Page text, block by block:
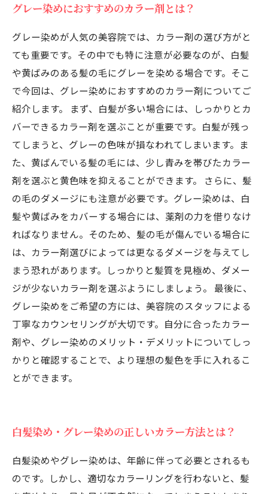
グレー染めにおすすめのカラー剤とは？
グレー染めが人気の美容院では、カラー剤の選び方がと
ても重要です。その中でも特に注意が必要なのが、白髪
や黄ばみのある髪の毛にグレーを染める場合です。そこ
で今回は、グレー染めにおすすめのカラー剤についてご
紹介します。 まず、白髪が多い場合には、しっかりとカ
バーできるカラー剤を選ぶことが重要です。白髪が残っ
てしまうと、グレーの色味が損なわれてしまいます。ま
た、黄ばんでいる髪の毛には、少し青みを帯びたカラー
剤を選ぶと黄色味を抑えることができます。 さらに、髪
の毛のダメージにも注意が必要です。グレー染めは、白
髪や黄ばみをカバーする場合には、薬剤の力を借りなけ
ればなりません。そのため、髪の毛が傷んでいる場合に
は、カラー剤選びによっては更なるダメージを与えてし
まう恐れがあります。しっかりと髪質を見極め、ダメー
ジが少ないカラー剤を選ぶようにしましょう。 最後に、
グレー染めをご希望の方には、美容院のスタッフによる
丁寧なカウンセリングが大切です。自分に合ったカラー
剤や、グレー染めのメリット・デメリットについてしっ
かりと確認することで、より理想の髪色を手に入れるこ
とができます。
白髪染め・グレー染めの正しいカラー方法とは？
白髪染めやグレー染めは、年齢に伴って必要とされるも
のです。しかし、適切なカラーリングを行わないと、髪